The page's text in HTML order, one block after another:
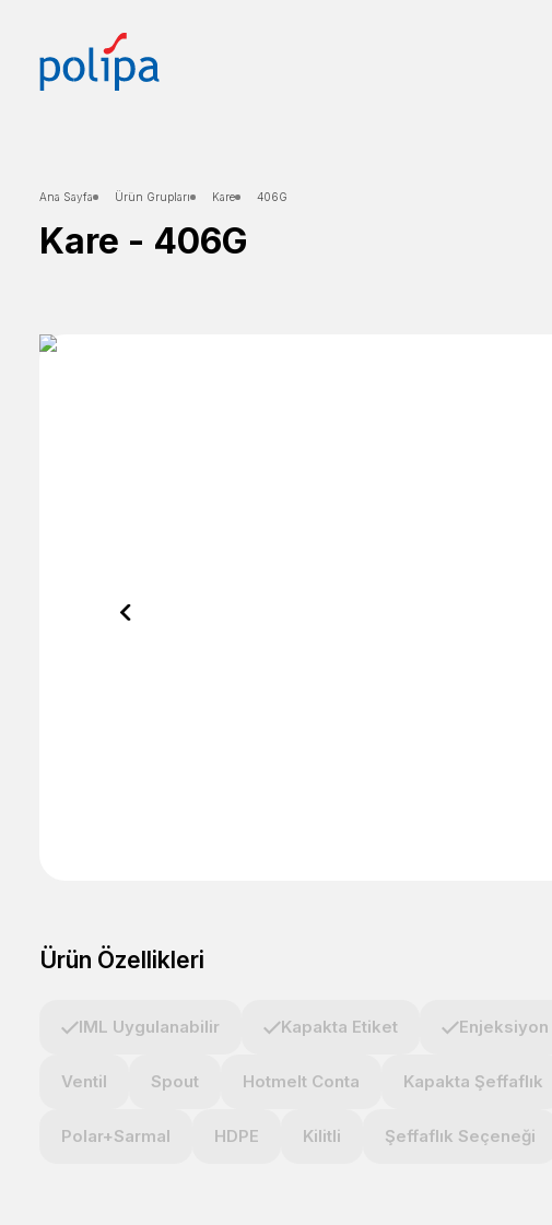
Ana Sayfa Ürün Grupları Kare 406G
Kare - 406G
Ürün Özellikleri
IML Uygulanabilir Kapakta Etiket Enjeksiyon
Ventil Spout Hotmelt Conta Kapakta Şeffaflık
Polar+Sarmal HDPE Kilitli Şeffaflık Seçeneği